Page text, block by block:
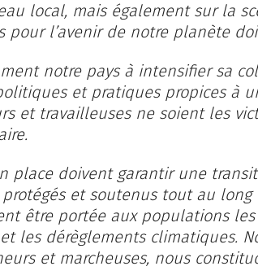
local, mais également sur la
pour l’avenir de notre planète
notre pays à intensifier sa
et pratiques propices à
et travailleuses ne soient les
place doivent garantir une
et soutenus tout au long
être portée aux populations
les dérèglements climatiques.
et marcheuses, nous